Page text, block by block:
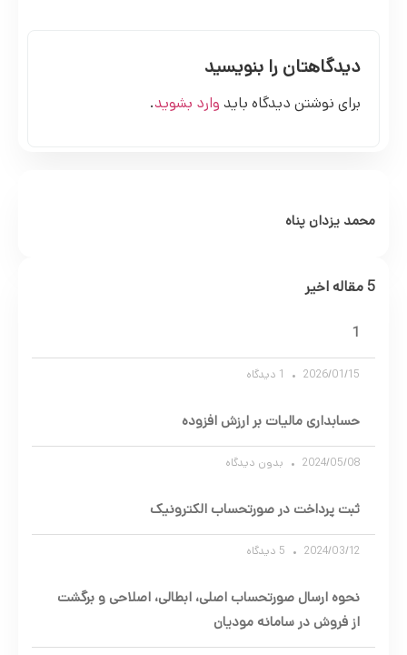
دیدگاهتان را بنویسید
برای نوشتن دیدگاه باید وارد بشوید.
محمد یزدان پناه
5 مقاله اخیر
1
2026/01/15
حسابداری مالیات بر ارزش افزوده
2024/05/08 بدون دیدگاه
ثبت پرداخت در صورتحساب الکترونیک
2024/03/12
نحوه ارسال صورتحساب اصلی، ابطالی، اصلاحی و برگشت
از فروش در سامانه مودیان